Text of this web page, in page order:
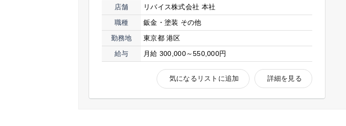
店舗
リバイス株式会社 本社
職種
鈑金・塗装 その他
勤務地
東京都 港区
給与
月給 300,000～550,000円
詳細を見る
気になるリストに追加